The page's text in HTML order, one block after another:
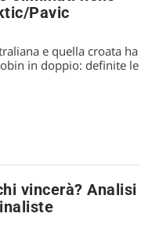
Pavic
Pavic
e quella croata ha
in doppio: definite le
vincerà? Analisi